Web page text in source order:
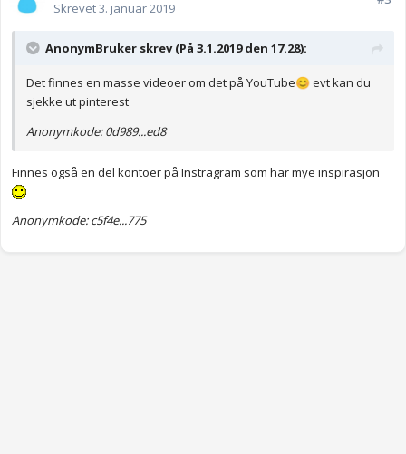
Skrevet3. januar 2019
AnonymBruker skrev (På 3.1.2019 den 17.28):
Det finnes en masse videoer om det på YouTube😊 evt kan du
sjekke ut pinterest
Anonymkode: 0d989...ed8
Finnes også en del kontoer på Instragram som har mye inspirasjon
Anonymkode: c5f4e...775